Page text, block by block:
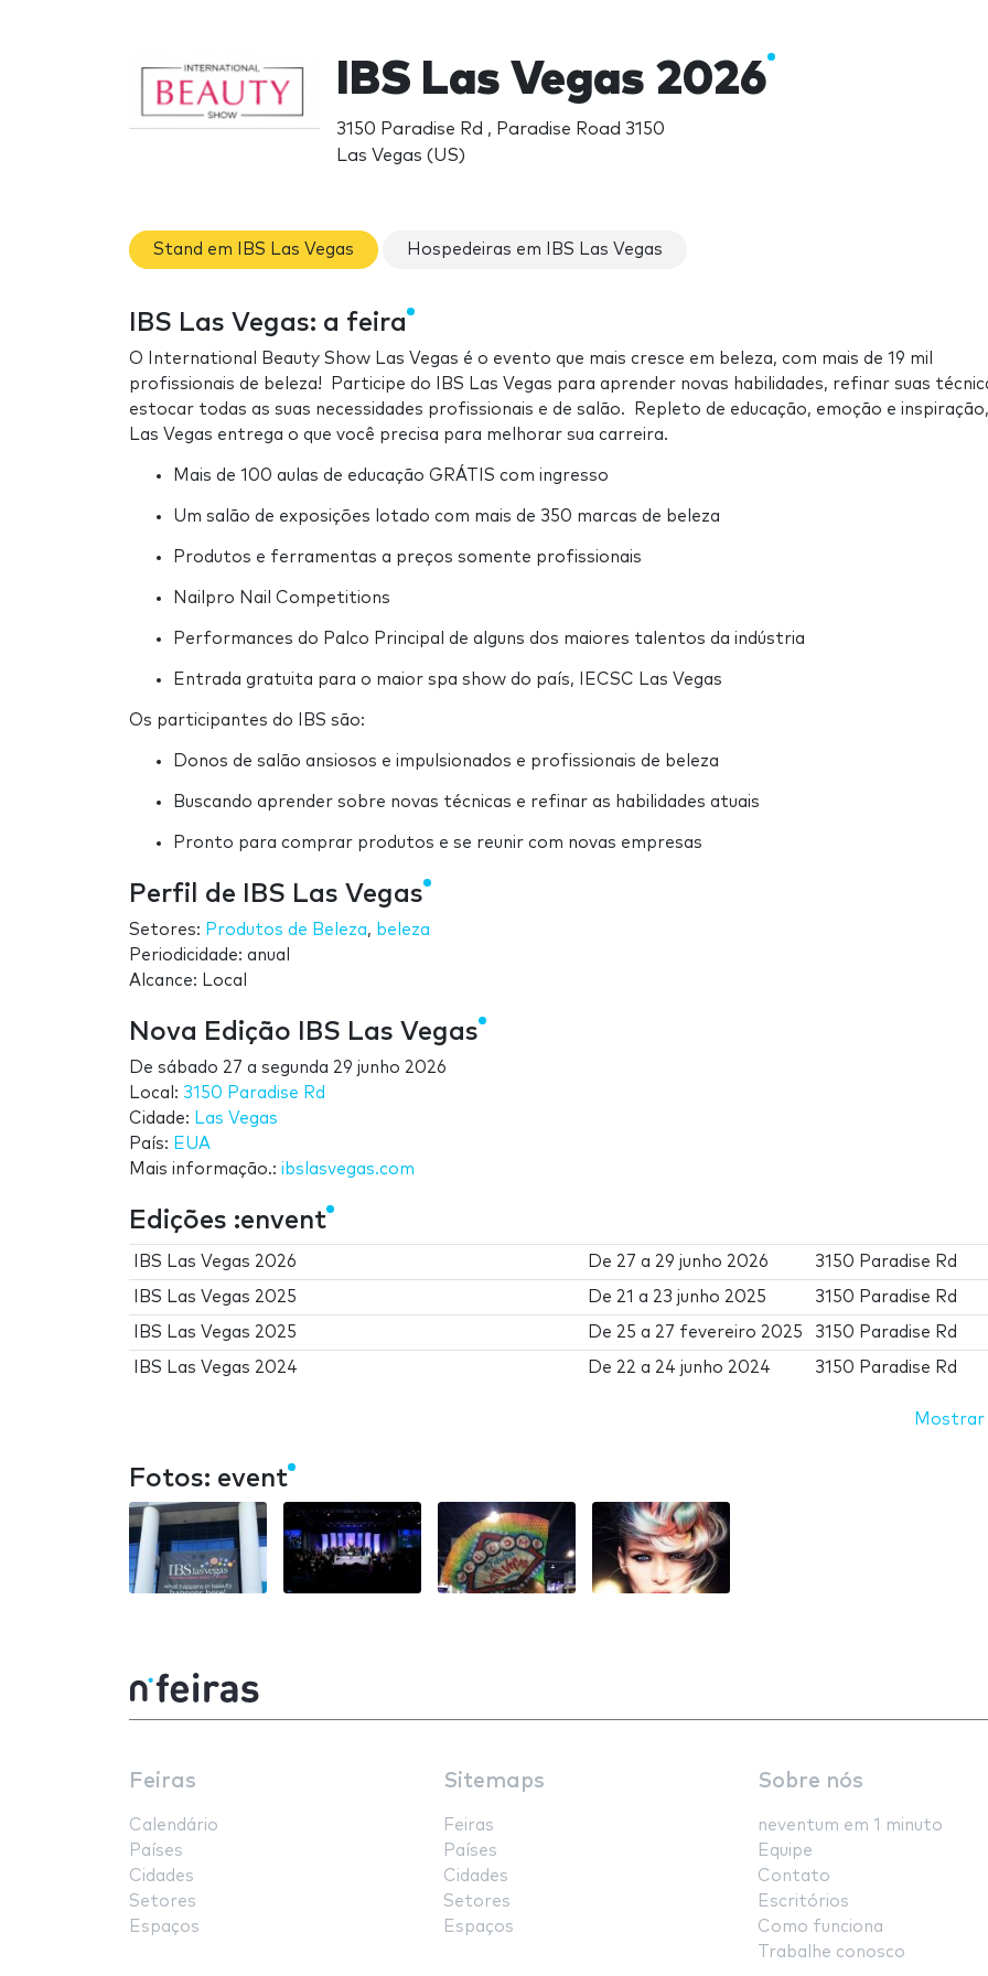
IBS Las Vegas 2026
3150 Paradise Rd , Paradise Road 3150
Las Vegas (US)
Stand em IBS Las Vegas Hospedeiras em IBS Las Vegas
IBS Las Vegas: a feira
O International Beauty Show Las Vegas é o evento que mais cresce em beleza, com mais de 19 mil
profissionais de beleza! Participe do IBS Las Vegas para aprender novas habilidades, refinar suas
estocar todas as suas necessidades profissionais e de salão. Repleto de educação, emoção e
Las Vegas entrega o que você precisa para melhorar sua carreira.
Mais de 100 aulas de educação GRÁTIS com ingresso
Um salão de exposições lotado com mais de 350 marcas de beleza
Produtos e ferramentas a preços somente profissionais
Nailpro Nail Competitions
Performances do Palco Principal de alguns dos maiores talentos da indústria
Entrada gratuita para o maior spa show do país, IECSC Las Vegas
Os participantes do IBS são:
Donos de salão ansiosos e impulsionados e profissionais de beleza
Buscando aprender sobre novas técnicas e refinar as habilidades atuais
Pronto para comprar produtos e se reunir com novas empresas
Perfil de IBS Las Vegas
Setores: Produtos de Beleza, beleza
Periodicidade: anual
Alcance: Local
Nova Edição IBS Las Vegas
De sábado 27 a segunda 29 junho 2026
Local: 3150 Paradise Rd
Cidade: Las Vegas
País: EUA
Mais informação.: ibslasvegas.com
Edições :envent
IBS Las Vegas 2026 De 27 a 29 junho 2026 3150 Paradise Rd
IBS Las Vegas 2025 De 21 a 23 junho 2025 3150 Paradise Rd
IBS Las Vegas 2025 De 25 a 27 fevereiro 2025 3150 Paradise Rd
IBS Las Vegas 2024 De 22 a 24 junho 2024 3150 Paradise Rd
Mostrar
Fotos: event
Feiras
Calendário
Países
Cidades
Setores
Espaços
Sitemaps
Feiras
Países
Cidades
Setores
Espaços
Sobre nós
neventum em 1 minuto
Equipe
Contato
Escritórios
Como funciona
Trabalhe conosco